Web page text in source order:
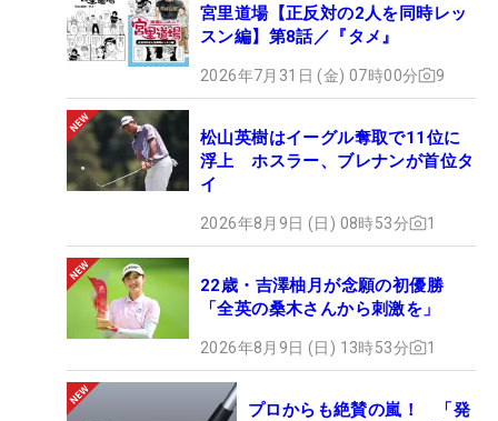
宮里道場【正反対の2人を同時レッ
スン編】第8話／『タメ』
2026年7月31日 (金) 07時00分 9
松山英樹はイーグル奪取で11位に
浮上 ホスラー、ブレナンが首位タ
イ
2026年8月9日 (日) 08時53分 1
22歳・吉澤柚月が念願の初優勝
「全英の桑木さんから刺激を」
2026年8月9日 (日) 13時53分 1
プロからも絶賛の嵐！ 「発